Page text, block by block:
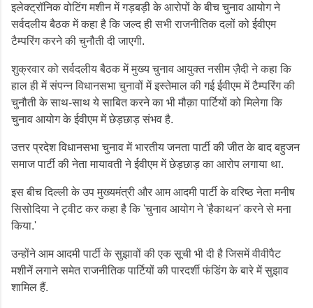
इलेक्ट्रॉनिक वोटिंग मशीन में गड़बड़ी के आरोपों के बीच चुनाव आयोग ने
सर्वदलीय बैठक में कहा है कि जल्द ही सभी राजनीतिक दलों को ईवीएम
टैम्परिंग करने की चुनौती दी जाएगी.
शुक्रवार को सर्वदलीय बैठक में मुख्य चुनाव आयुक्त नसीम ज़ैदी ने कहा कि
हाल ही में संपन्न विधानसभा चुनावों में इस्तेमाल की गई ईवीएम में टैम्परिंग की
चुनौती के साथ-साथ ये साबित करने का भी मौक़ा पार्टियों को मिलेगा कि
चुनाव आयोग के ईवीएम में छेड़छाड़ संभव है.
उत्तर प्रदेश विधानसभा चुनाव में भारतीय जनता पार्टी की जीत के बाद बहुजन
समाज पार्टी की नेता मायावती ने ईवीएम में छेड़छाड़ का आरोप लगाया था.
इस बीच दिल्ली के उप मुख्यमंत्री और आम आदमी पार्टी के वरिष्ठ नेता मनीष
सिसोदिया ने ट्वीट कर कहा है कि 'चुनाव आयोग ने 'हैकाथन' करने से मना
किया.'
उन्होंने आम आदमी पार्टी के सुझावों की एक सूची भी दी है जिसमें वीवीपैट
मशीनें लगाने समेत राजनीतिक पार्टियों की पारदर्शी फंडिंग के बारे में सुझाव
शामिल हैं.